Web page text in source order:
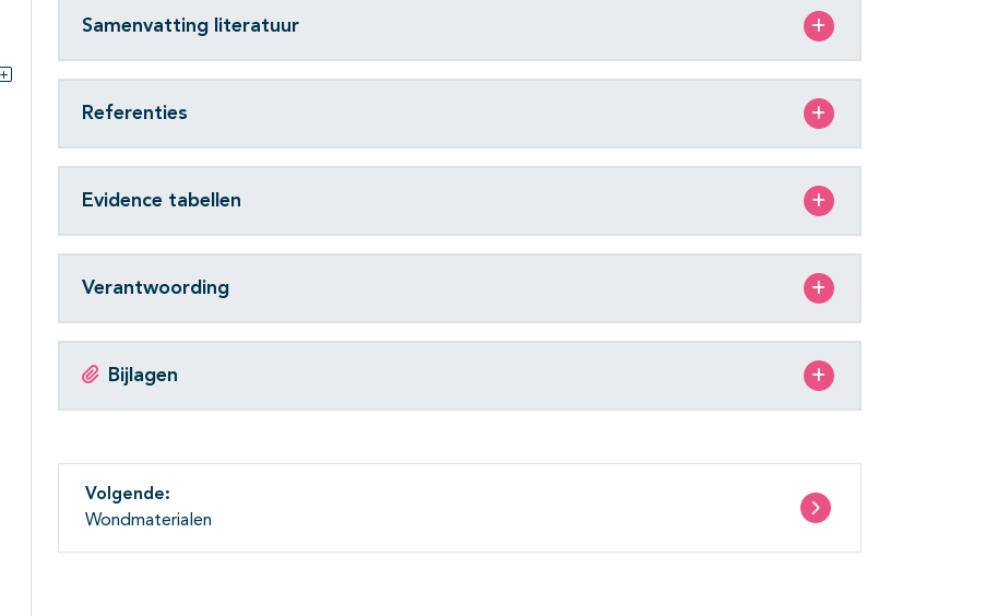
Subpagina's open- en dichtklappen
Samenvatting literatuur
Referenties
Evidence tabellen
Verantwoording
Bijlagen
Volgende:
Wondmaterialen